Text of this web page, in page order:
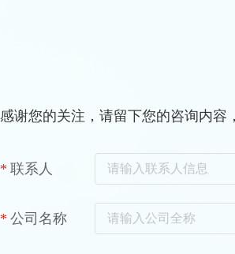
感谢您的关注，请留下您的咨询内
联系人
公司名称